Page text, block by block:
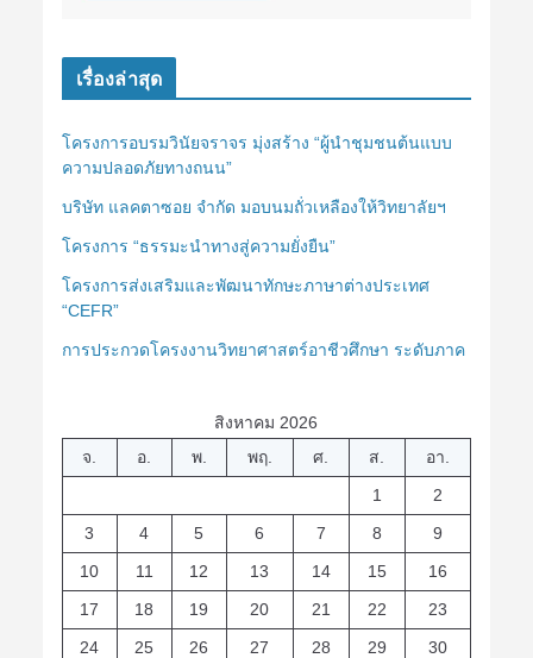
เรื่องล่าสุด
โครงการอบรมวินัยจราจร มุ่งสร้าง “ผู้นำชุมชนต้นแบบ
ความปลอดภัยทางถนน”
บริษัท แลคตาซอย จำกัด มอบนมถั่วเหลืองให้วิทยาลัยฯ
โครงการ “ธรรมะนำทางสู่ความยั่งยืน”
โครงการส่งเสริมและพัฒนาทักษะภาษาต่างประเทศ
“CEFR”
การประกวดโครงงานวิทยาศาสตร์อาชีวศึกษา ระดับภาค
สิงหาคม 2026
จ.
อ. พ. พฤ. ศ. ส.
อา.
1
2
3
4 5 6 7 8
9
10
11 12 13 14 15
16
17
18 19 20 21 22
23
24
25 26 27 28 29
30